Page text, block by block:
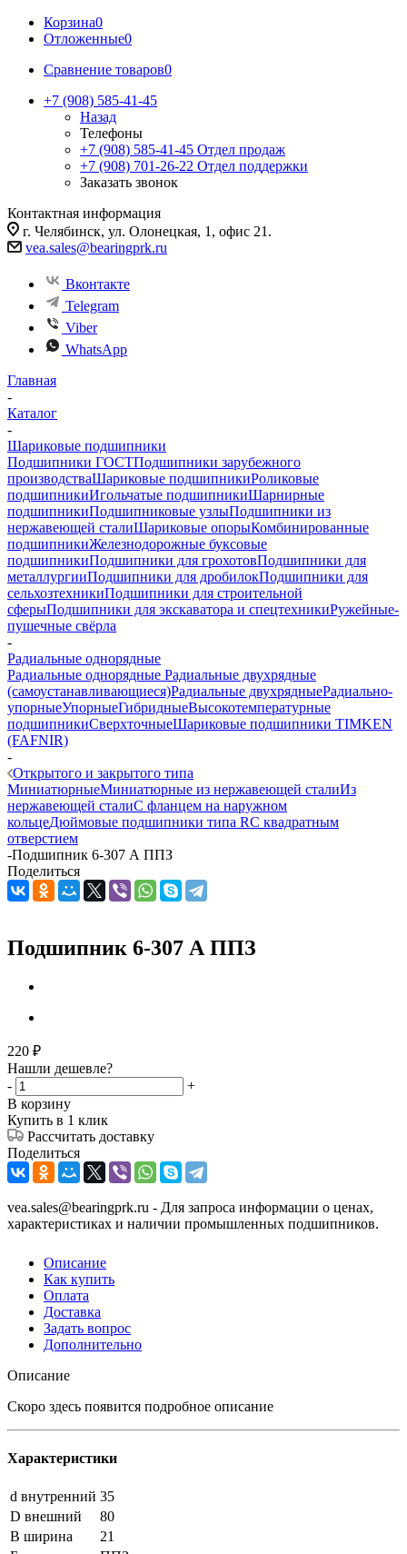
Корзина0
Отложенные0
Сравнение товаров0
+7 (908) 585-41-45
Назад
Телефоны
+7 (908) 585-41-45 Отдел продаж
+7 (908) 701-26-22 Отдел поддержки
Заказать звонок
Контактная информация
г. Челябинск, ул. Олонецкая, 1, офис 21.
vea.sales@bearingprk.ru
Вконтакте
Telegram
Viber
WhatsApp
Главная
-
Каталог
-
Шариковые подшипники
Подшипники ГОСТПодшипники зарубежного
производстваШариковые подшипникиРоликовые
подшипникиИгольчатые подшипникиШарнирные
подшипникиПодшипниковые узлыПодшипники из
нержавеющей сталиШариковые опорыКомбинированные
подшипникиЖелезнодорожные буксовые
подшипникиПодшипники для грохотовПодшипники для
металлургииПодшипники для дробилокПодшипники для
сельхозтехникиПодшипники для строительной
сферыПодшипники для экскаватора и спецтехникиРужейные-
пушечные свёрла
-
Радиальные однорядные
Радиальные однорядные Радиальные двухрядные
(самоустанавливающиеся)Радиальные двухрядныеРадиально-
упорныеУпорныеГибридныеВысокотемпературные
подшипникиСверхточныеШариковые подшипники TIMKEN
(FAFNIR)
-
Открытого и закрытого типа
МиниатюрныеМиниатюрные из нержавеющей сталиИз
нержавеющей сталиС фланцем на наружном
кольцеДюймовые подшипники типа RС квадратным
отверстием
-Подшипник 6-307 А ППЗ
Поделиться
Подшипник 6-307 А ППЗ
220 ₽
Нашли дешевле?
-
+
В корзину
Купить в 1 клик
Рассчитать доставку
Поделиться
vea.sales@bearingprk.ru - Для запроса информации о ценах,
характеристиках и наличии промышленных подшипников.
Описание
Как купить
Оплата
Доставка
Задать вопрос
Дополнительно
Описание
Скоро здесь появится подробное описание
Характеристики
d внутренний 35
D внешний
80
B ширина
21